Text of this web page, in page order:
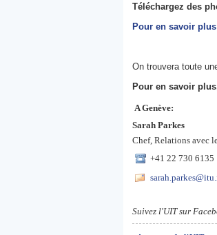
Téléchargez des ph
Pour en savoir
On trouvera toute
Pour en savoir
A Genève:
Sarah Parkes
Chef, Relations avec
+41 22 730 6135
Suivez l'UIT sur